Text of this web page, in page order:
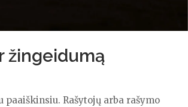
žingeidumą
Rašytojų arba rašymo